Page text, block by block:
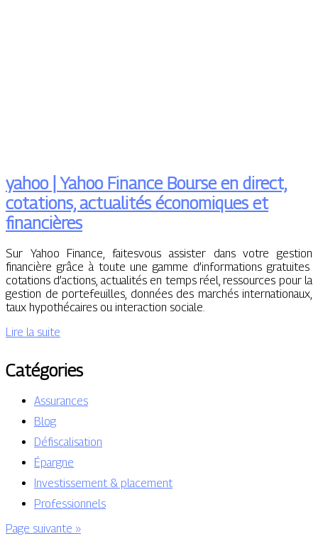
yahoo | Yahoo Finance Bourse en direct,
cotations, actualités économiques et
financières
Sur Yahoo Finance, faitesvous assister dans votre gestion
financière grâce à toute une gamme d’informations gratuites
cotations d’actions, actualités en temps réel, ressources pour la
gestion de portefeuilles, données des marchés internationaux,
taux hypothécaires ou interaction sociale.
Lire la suite
Catégories
Assurances
Blog
Défiscalisation
Épargne
Investissement & placement
Professionnels
Page suivante »